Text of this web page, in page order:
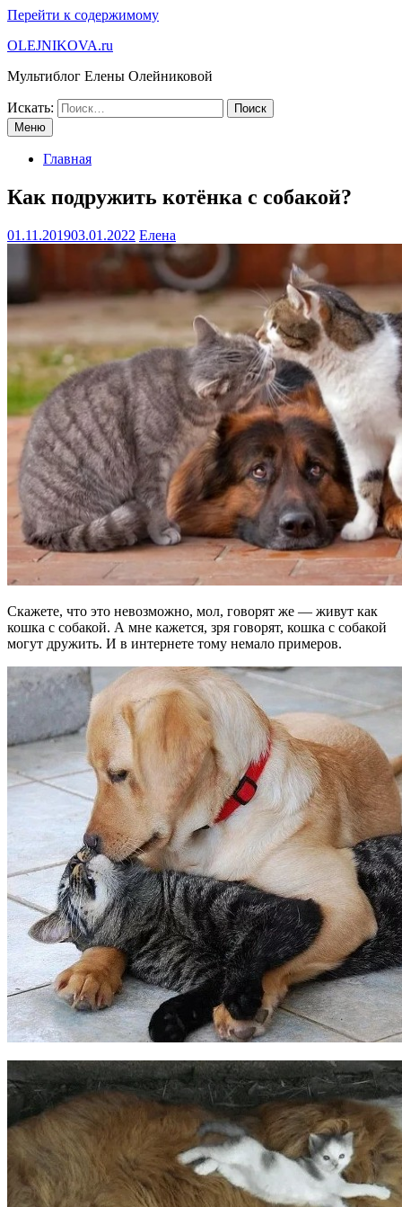
Перейти к содержимому
OLEJNIKOVA.ru
Мультиблог Елены Олейниковой
Искать:
Меню
Главная
Как подружить котёнка с собакой?
01.11.201903.01.2022 Елена
Скажете, что это невозможно, мол, говорят же — живут как
кошка с собакой. А мне кажется, зря говорят, кошка с собакой
могут дружить. И в интернете тому немало примеров.